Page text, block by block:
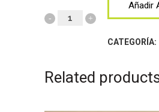
Añadir
CATEGORÍA:
Related